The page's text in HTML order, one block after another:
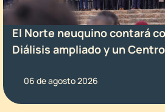
El Norte neuquino contará
Diálisis ampliado y un
06 de agosto 2026